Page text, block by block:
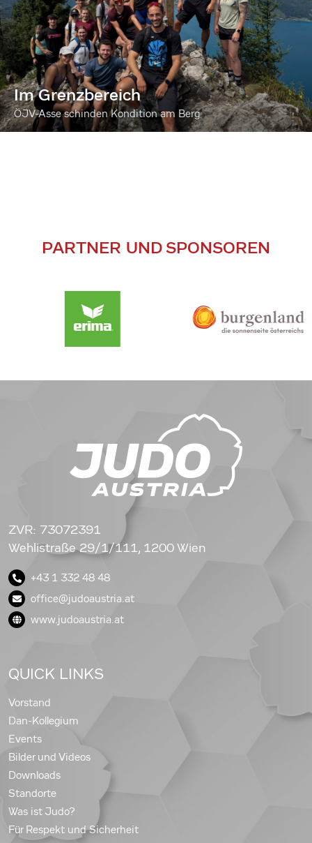
Im Grenzbereich
ÖJV-Asse schinden Kondition am Berg
PARTNER UND SPONSOREN
ZVR: 73072391
Wehlistraße 29/1/111, 1200 Wien
+43 1 332 48 48
office@judoaustria.at
www.judoaustria.at
QUICK LINKS
Vorstand
Dan-Kollegium
Events
Bilder und Videos
Downloads
Standorte
Was ist Judo?
Für Respekt und Sicherheit